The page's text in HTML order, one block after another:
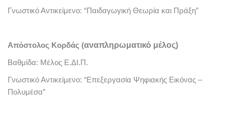
Γνωστικό Αντικείμενο: “Παιδαγωγική Θεωρία και Πράξη”
Απόστολος Κορδάς (αναπληρωματικό μέλος)
Βαθμίδα: Μέλος Ε.ΔΙ.Π.
Γνωστικό Αντικείμενο: “Επεξεργασία Ψηφιακής Εικόνας –
Πολυμέσα”